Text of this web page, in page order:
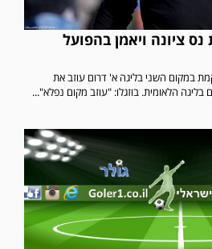
נס ציונה ויאמן בהפועל
במקום השני בליגה א' דרום עוזב את
בליגה הלאומית. בוזגלו: "עוזב מקום נפלא"...